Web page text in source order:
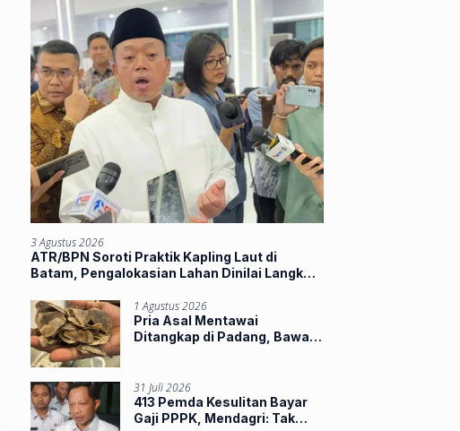
3 Agustus 2026
ATR/BPN Soroti Praktik Kapling Laut di
Batam, Pengalokasian Lahan Dinilai Langkahi
1 Agustus 2026
Pria Asal Mentawai
Ditangkap di Padang, Bawa
31 Juli 2026
413 Pemda Kesulitan Bayar
Gaji PPPK, Mendagri: Tak